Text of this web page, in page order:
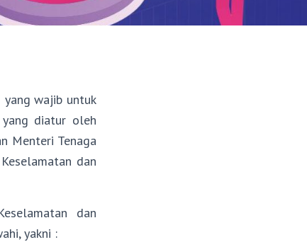
yang wajib untuk
diatur oleh
Menteri Tenaga
dan
dan
yakni :